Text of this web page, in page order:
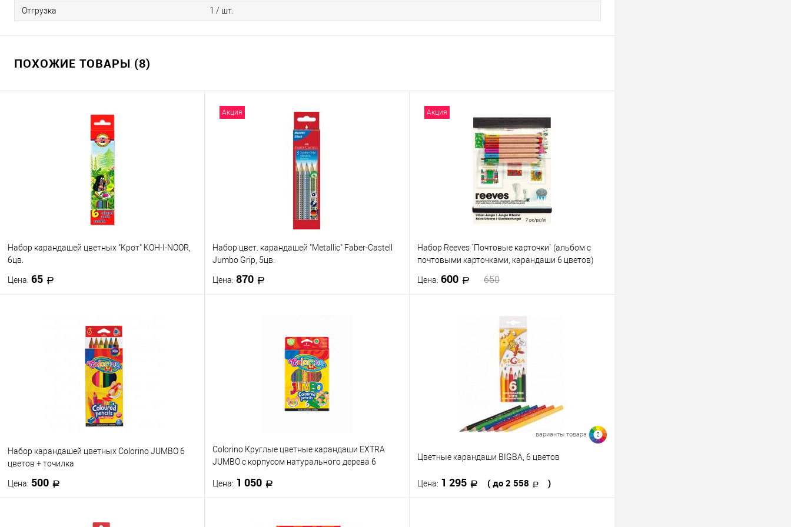
Отгрузка 1 / шт.
ПОХОЖИЕ ТОВАРЫ (8)
Набор карандашей цветных "Крот" KOH-I-NOOR,
6цв.
Цена: 65
Акция
Набор цвет. карандашей "Metallic" Faber-Castell
Jumbo Grip, 5цв.
Цена: 870
Акция
Набор Reeves `Почтовые карточки` (альбом с
почтовыми карточками, карандаши 6 цветов)
Цена: 600 650
Набор карандашей цветных Colorino JUMBO 6
цветов + точилка
Цена: 500
Colorino Круглые цветные карандаши EXTRA
JUMBO с корпусом натурального дерева 6
Цена: 1 050
варианты товара 2
Цветные карандаши BIGBA, 6 цветов
Цена: 1 295 ( до 2 558 )